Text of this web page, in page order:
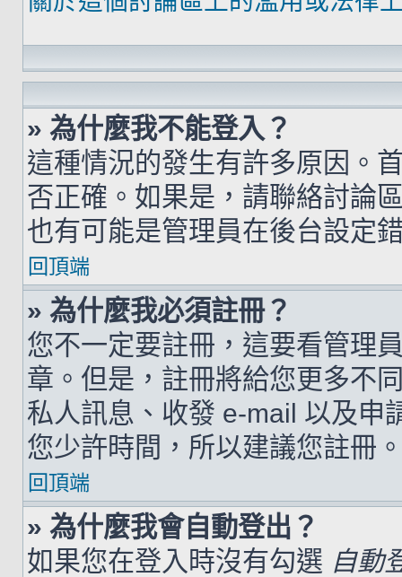
» 為什麼我不能登入？
這種情況的發生有許多原因。
否正確。如果是，請聯絡討論
也有可能是管理員在後台設定
回頂端
» 為什麼我必須註冊？
您不一定要註冊，這要看管理
章。但是，註冊將給您更多不
私人訊息、收發 e-mail 以及申
您少許時間，所以建議您註冊
回頂端
» 為什麼我會自動登出？
如果您在登入時沒有勾選 自動